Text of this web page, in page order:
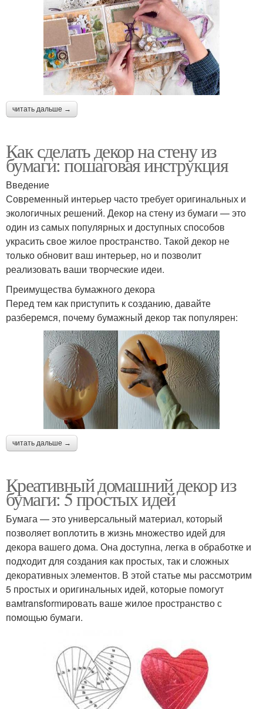
читать дальше →
Как сделать декор на стену из
бумаги: пошаговая инструкция
Введение
Современный интерьер часто требует оригинальных и
экологичных решений. Декор на стену из бумаги — это
один из самых популярных и доступных способов
украсить свое жилое пространство. Такой декор не
только обновит ваш интерьер, но и позволит
реализовать ваши творческие идеи.
Преимущества бумажного декора
Перед тем как приступить к созданию, давайте
разберемся, почему бумажный декор так популярен:
читать дальше →
Креативный домашний декор из
бумаги: 5 простых идей
Бумага — это универсальный материал, который
позволяет воплотить в жизнь множество идей для
декора вашего дома. Она доступна, легка в обработке и
подходит для создания как простых, так и сложных
декоративных элементов. В этой статье мы рассмотрим
5 простых и оригинальных идей, которые помогут
вамtransformировать ваше жилое пространство с
помощью бумаги.